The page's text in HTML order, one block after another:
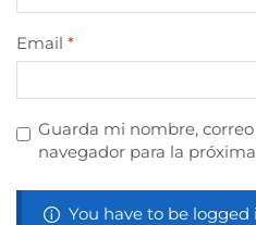
Email *
Guarda mi nombre,
navegador para la
You have to be